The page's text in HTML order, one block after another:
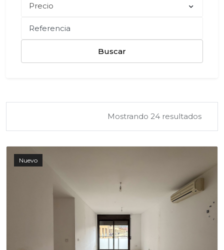
Precio
Buscar
Mostrando 24 resultados
Nuevo